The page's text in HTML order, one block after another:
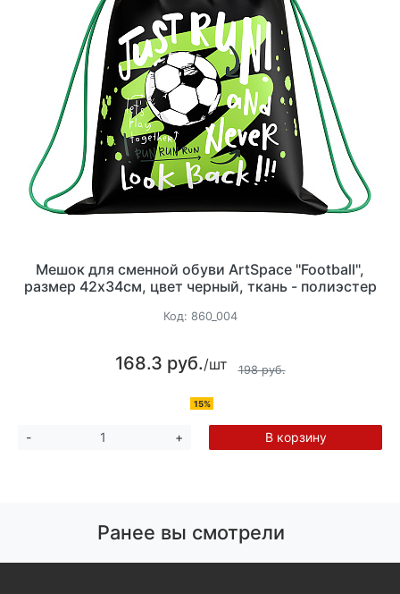
Мешок для сменной обуви ArtSpace "Football",
размер 42х34см, цвет черный, ткань - полиэстер
Код: 860_004
168.3 руб./шт 198 руб.
15%
- + В корзину
Ранее вы смотрели